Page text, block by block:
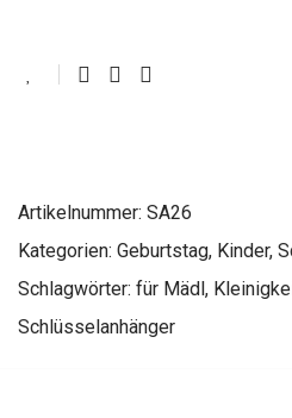
Artikelnummer: SA26
Kategorien: Geburtstag, Kinder,
Schlagwörter: für Mädl,
Schlüsselanhänger